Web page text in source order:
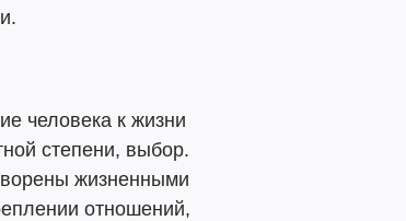
человека к жизни
степени, выбор.
жизненными
отношений,